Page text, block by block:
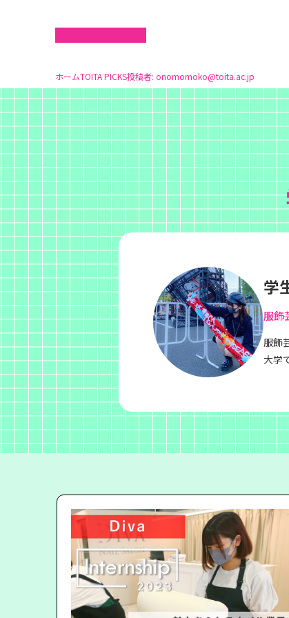
ホームTOITA PICKS投稿者: onomomoko@toita.ac.jp
学
服飾
服飾
大学